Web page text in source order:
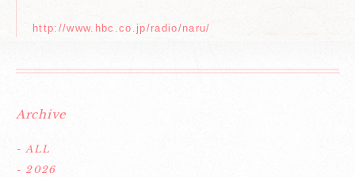
http://www.hbc.co.jp/radio/naru/
Archive
- ALL
- 2026